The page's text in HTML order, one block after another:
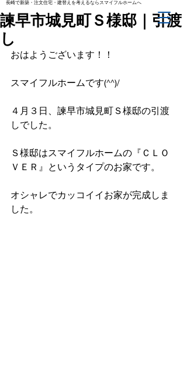
長崎で新築・注文住宅・建替えを考えるならスマイフルホームへ
諫早市城見町Ｓ様邸｜引渡
し
おはようございます！！
スマイフルホームです(^^)/
４月３日、諫早市城見町Ｓ様邸の引渡
しでした。
Ｓ様邸はスマイフルホームの『ＣＬＯ
ＶＥＲ』というタイプのお家です。
オシャレでカッコイイお家が完成しま
した。